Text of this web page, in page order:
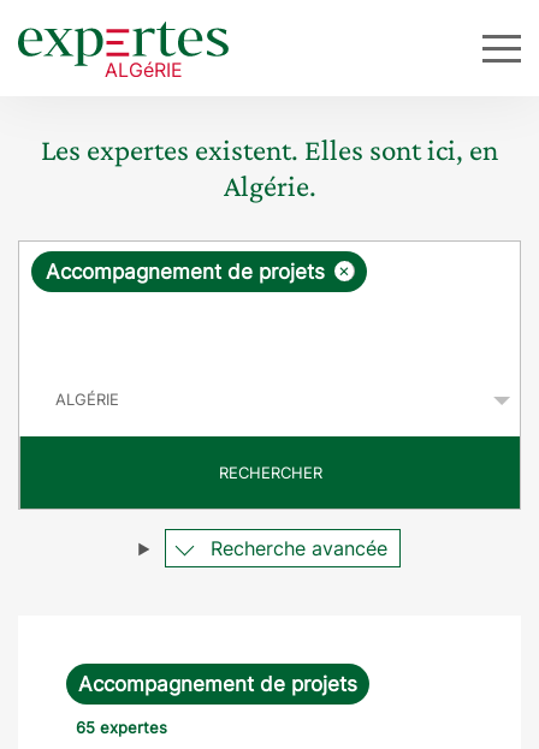
Les expertes existent. Elles sont ici, en
Algérie.
R
ê
e
×
Accompagnement de projets
RECHERCHER
Recherche avancée
Accompagnement de projets
65 expertes